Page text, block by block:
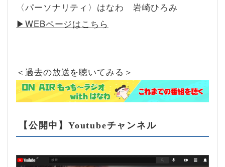
〈パーソナリティ〉はなわ 岩崎ひろみ
▶︎WEBページはこちら
＜過去の放送を聴いてみる＞
【公開中】Youtubeチャンネル